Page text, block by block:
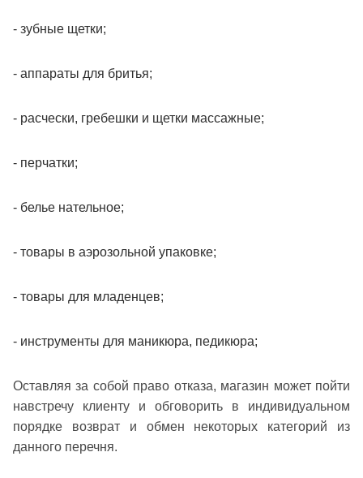
- зубные щетки;
- аппараты для бритья;
- расчески, гребешки и щетки массажные;
- перчатки;
- белье нательное;
- товары в аэрозольной упаковке;
- товары для младенцев;
- инструменты для маникюра, педикюра;
Оставляя за собой право отказа, магазин может пойти
навстречу клиенту и обговорить в индивидуальном
порядке возврат и обмен некоторых категорий из
данного перечня.